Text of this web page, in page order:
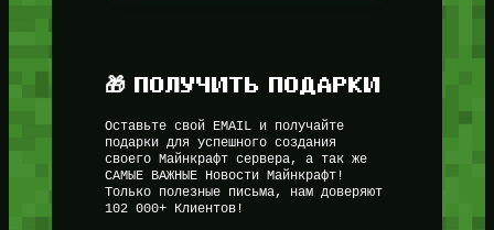
🎁 ПОЛУЧИТЬ ПОДАРКИ
Оставьте свой EMAIL и получайте
подарки для успешного создания
своего Майнкрафт сервера, а так же
САМЫЕ ВАЖНЫЕ Новости Майнкрафт!
Только полезные письма, нам доверяют
102 000+ Клиентов!